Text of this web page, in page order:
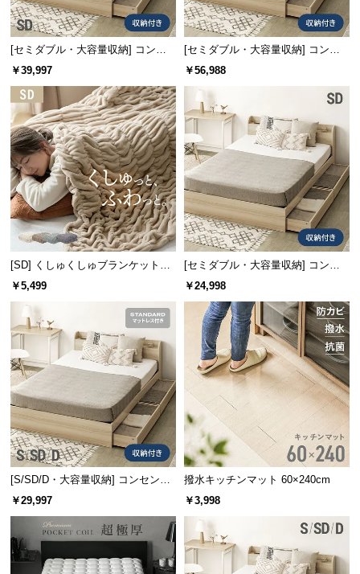
お
客
様
ト
お
知
ブ
グ
企
業
情
報
[セミダブル・大容量収納] コンセ
ント機能付きベッド マットレス付
￥39,997
[セミダブル・大容量収納] コンセ
ント機能付きベッド 超極厚マット
￥56,988
[SD] くしゅくしゅブランケットフ
ランネルタイプ
￥5,499
[セミダブル・大容量収納] コンセ
ント機能付きベッド 収納左右組み
￥24,998
[S/SD/D・大容量収納] コンセント
機能付きベッド マットレス付き
￥29,997
撥水キッチンマット 60×240cm
￥3,998